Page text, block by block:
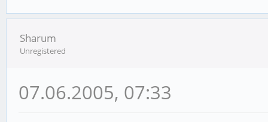
Sharum
Unregistered
07.06.2005, 07:33